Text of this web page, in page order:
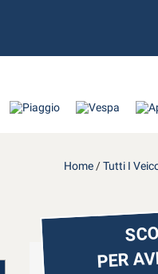
Home /Tutti I
PER